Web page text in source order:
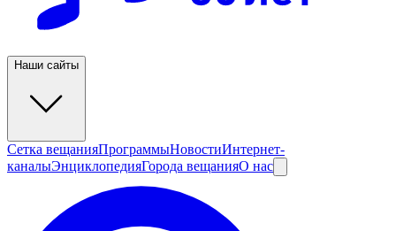
Наши сайты
Сетка вещанияПрограммыНовостиИнтернет-
каналыЭнциклопедияГорода вещанияО нас